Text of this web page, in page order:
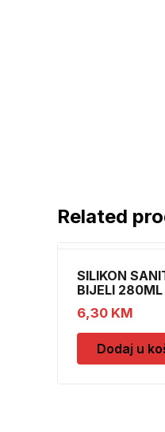
Related
SILIKON
BIJELI 280ML
6,30 KM
Dodaj u